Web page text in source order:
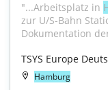
"...Arbeitsplatz in
zur U/S-Bahn
Dokumentation
TSYS Europe
Hamburg